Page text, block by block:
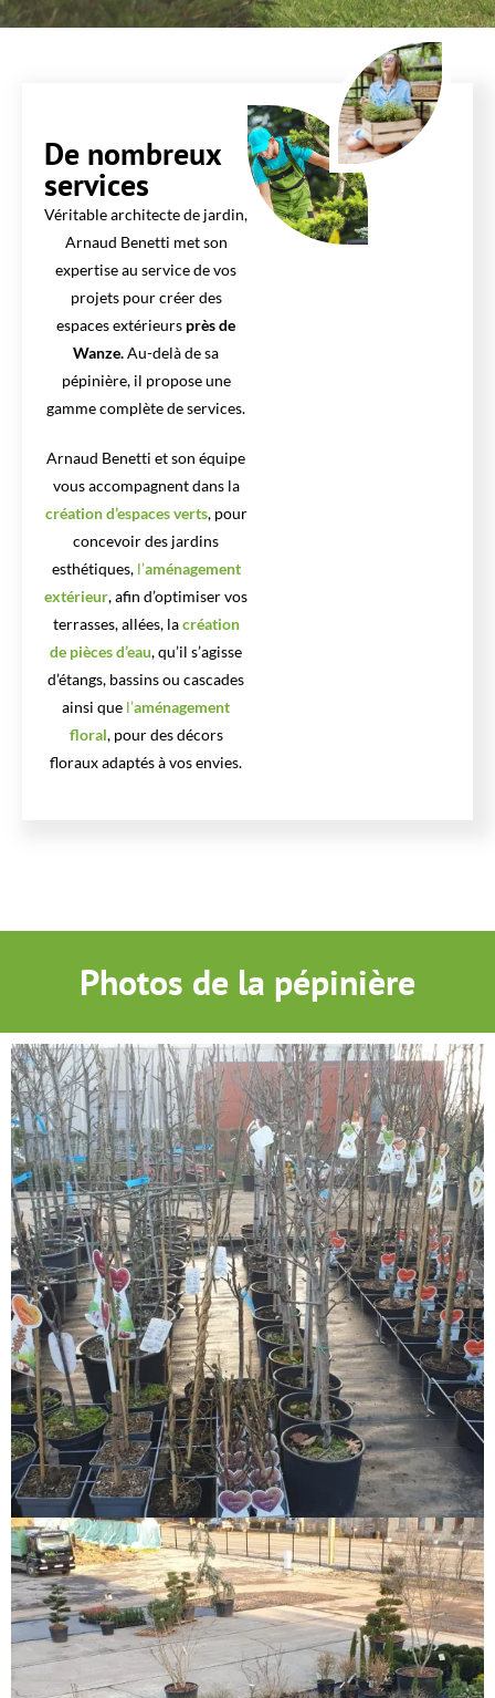
De nombreux
services
Véritable architecte de jardin,
Arnaud Benetti met son
expertise au service de vos
projets pour créer des
espaces extérieurs près de
Wanze.Au-delà de sa
pépinière, il propose une
gamme complète de services.
Arnaud Benetti et son équipe
vous accompagnent dans la
création d’espaces verts, pour
concevoir des jardins
esthétiques, l’aménagement
extérieur, afin d’optimiser vos
terrasses, allées, lacréation
de pièces d’eau, qu’il s’agisse
d’étangs, bassins ou cascades
ainsi que l’aménagement
floral, pour des décors
floraux adaptés à vos envies.
Photos de la pépinière